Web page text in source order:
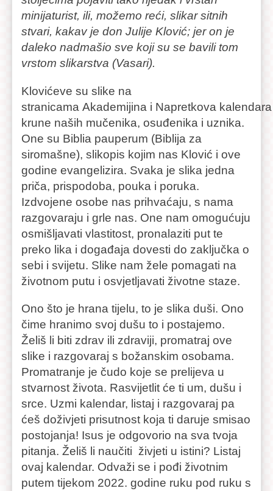
minijaturist, ili, možemo reći, slikar sitnih
stvari, kakav je don Julije Klović; jer on je
daleko nadmašio sve koji su se bavili tom
vrstom slikarstva (Vasari).
Klovićeve su slike na
stranicama Akademijina i Napretkova kalendara
krune naših mučenika, osuđenika i uznika.
One su Biblia pauperum (Biblija za
siromašne), slikopis kojim nas Klović i ove
godine evangelizira. Svaka je slika jedna
priča, prispodoba, pouka i poruka.
Izdvojene osobe nas prihvaćaju, s nama
razgovaraju i grle nas. One nam omogućuju
osmišljavati vlastitost, pronalaziti put te
preko lika i događaja dovesti do zaključka o
sebi i svijetu. Slike nam žele pomagati na
životnom putu i osvjetljavati životne staze.
Ono što je hrana tijelu, to je slika duši. Ono
čime hranimo svoj dušu to i postajemo.
Želiš li biti zdrav ili zdraviji, promatraj ove
slike i razgovaraj s božanskim osobama.
Promatranje je čudo koje se prelijeva u
stvarnost života. Rasvijetlit će ti um, dušu i
srce. Uzmi kalendar, listaj i razgovaraj pa
ćeš doživjeti prisutnost koja ti daruje smisao
postojanja! Isus je odgovorio na sva tvoja
pitanja. Želiš li naučiti živjeti u istini? Listaj
ovaj kalendar. Odvaži se i pođi životnim
putem tijekom 2022. godine ruku pod ruku s